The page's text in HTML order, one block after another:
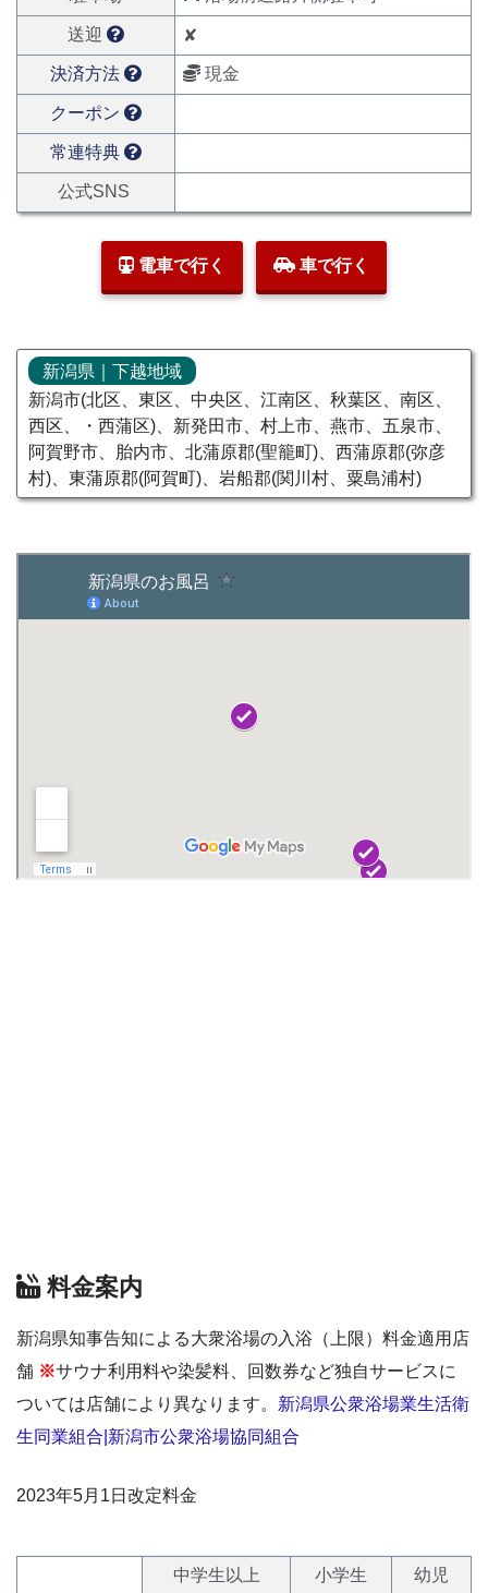
送迎 ✘
決済方法 現金
クーポン
常連特典
公式SNS
電車で行く 車で行く
新潟県｜下越地域
新潟市(北区、東区、中央区、江南区、秋葉区、南区、
西区、・西蒲区)、新発田市、村上市、燕市、五泉市、
阿賀野市、胎内市、北蒲原郡(聖籠町)、西蒲原郡(弥彦
村)、東蒲原郡(阿賀町)、岩船郡(関川村、粟島浦村)
料金案内
新潟県知事告知による大衆浴場の入浴（上限）料金適用店
舗 ※サウナ利用料や染髪料、回数券など独自サービスに
ついては店舗により異なります。 新潟県公衆浴場業生活衛
生同業組合|新潟市公衆浴場協同組合
2023年5月1日改定料金
中学生以上 小学生 幼児